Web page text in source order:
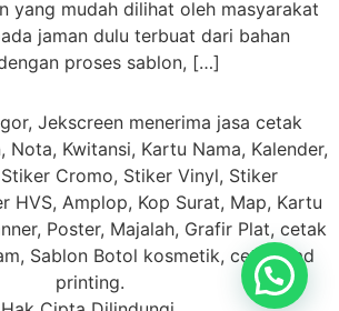
yang mudah dilihat oleh masyarakat
jaman dulu terbuat dari bahan
proses sablon, […]
Jekscreen menerima jasa cetak
Nota, Kwitansi, Kartu Nama, Kalender,
Cromo, Stiker Vinyl, Stiker
HVS, Amplop, Kop Surat, Map, Kartu
Poster, Majalah, Grafir Plat, cetak
Sablon Botol kosmetik, cetak Pad
printing.